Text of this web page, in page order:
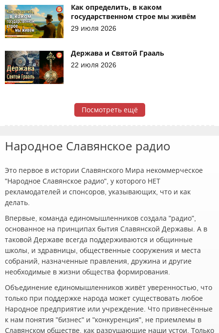
Как определить, в каком
государственном строе мы живём
29 июля 2026
Держава и Святой Грааль
22 июля 2026
Посмотреть ещё
Народное Славянское радио
Это первое в истории Славянского Мира некоммерческое
"Народное Славянское радио", у которого НЕТ
рекламодателей и спонсоров, указывающих, что и как
делать.
Впервые, команда единомышленников создала "радио",
основанное на принципах бытия Славянской Державы. А в
таковой Державе всегда поддерживаются и общинные
школы, и здравницы, общественные сооружения и места
собраний, назначенные правления, дружина и другие
необходимые в жизни общества формирования.
Объединение единомышленников живёт уверенностью, что
только при поддержке народа может существовать любое
Народное предприятие или учреждение. Что привнесённые
к нам понятия "бизнес" и "конкуренция", не приемлемы в
Славянском обществе, как разрушающие наши устои. Только